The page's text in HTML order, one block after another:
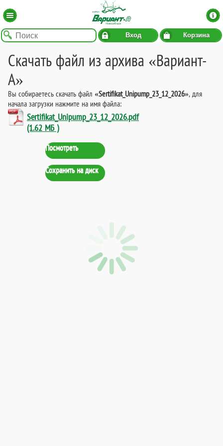
Вход Корзина
Скачать файл из архива «Вариант-
А»
Вы собираетесь скачать файл «Sertifikat_Unipump_23_12_2026», для
начала загрузки нажмите на имя файла:
Sertifikat_Unipump_23_12_2026.pdf
(1.62 МБ )
Посмотреть
Сохранить на диск